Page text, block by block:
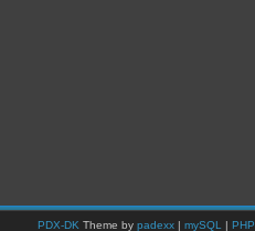
PDX-DK Theme by padexx| mySQL | PHP